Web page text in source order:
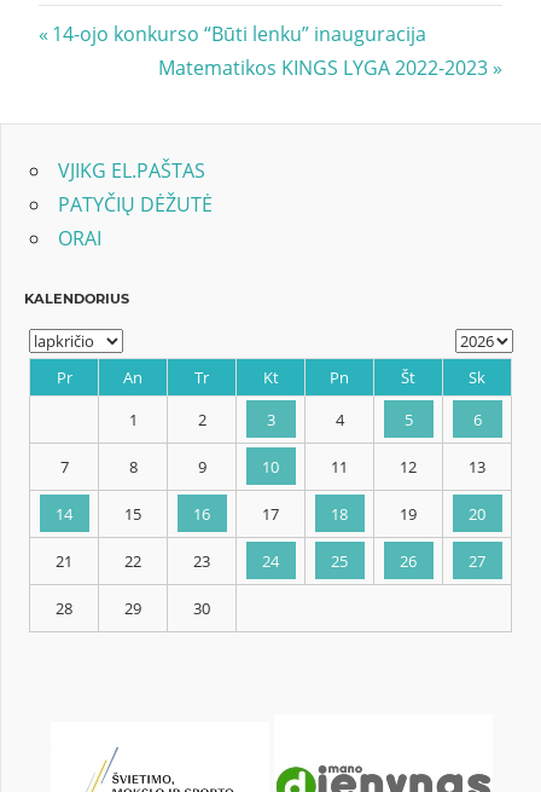
Navigacija
įrašų
Previous
14-ojo konkurso “Būti lenku” inauguracija
Next
Matematikos KINGS LYGA 2022-2023
VJIKG EL.PAŠTAS
PATYČIŲ DĖŽUTĖ
ORAI